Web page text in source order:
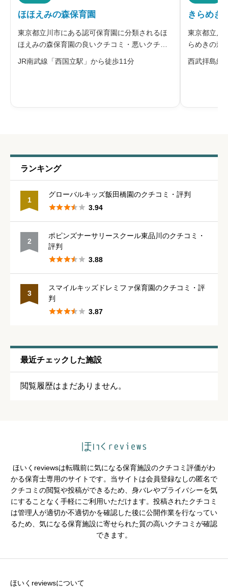
※本名や誤解される名前の使用はご遠慮ください。
星の数をお選びください 
星の数をお選びください
星の数をお選びください
通いやすさ 必須
星の数をお選びください 
シフトの融通 必須
星の数をお選びください 
残業・持ち帰り仕事の少なさ
ほほえみの森保育園
東京都立川市にある認可保育園に分類されるほ
ほえみの森保育園の良いクチコミ・悪いクチコ
ミを合わせて評判をご紹介します。運営法人の
社会福祉法人森友会は、「すべての子どもの最
JR南武線「西国立駅」から徒歩11分
きらめき
東京都立川
らめきの森
ミを合わ
西武拝島線
ランキング
1
グローバルキッズ飯田橋園のクチコミ・評判
 3.94
2
ポピンズナーサリースクール東品川のクチコミ・
評判
 3.88
3
スマイルキッズドレミファ保育園のクチコミ・評
判
 3.87
最近チェックした施設
閲覧履歴はまだありません。
ほいくreviewsは転職前に気になる保育施設のクチコミ評価がわ
かる保育士専用のサイトです。当サイトは会員登録なしの匿名で
クチコミの閲覧や投稿ができるため、身バレやプライバシーを気
にすることなく手軽にご利用いただけます。投稿されたクチコミ
は管理人が適切か不適切かを確認した後に公開作業を行なってい
るため、気になる保育施設に寄せられた質の高いクチコミが確認
できます。
ほいくreviewsについて